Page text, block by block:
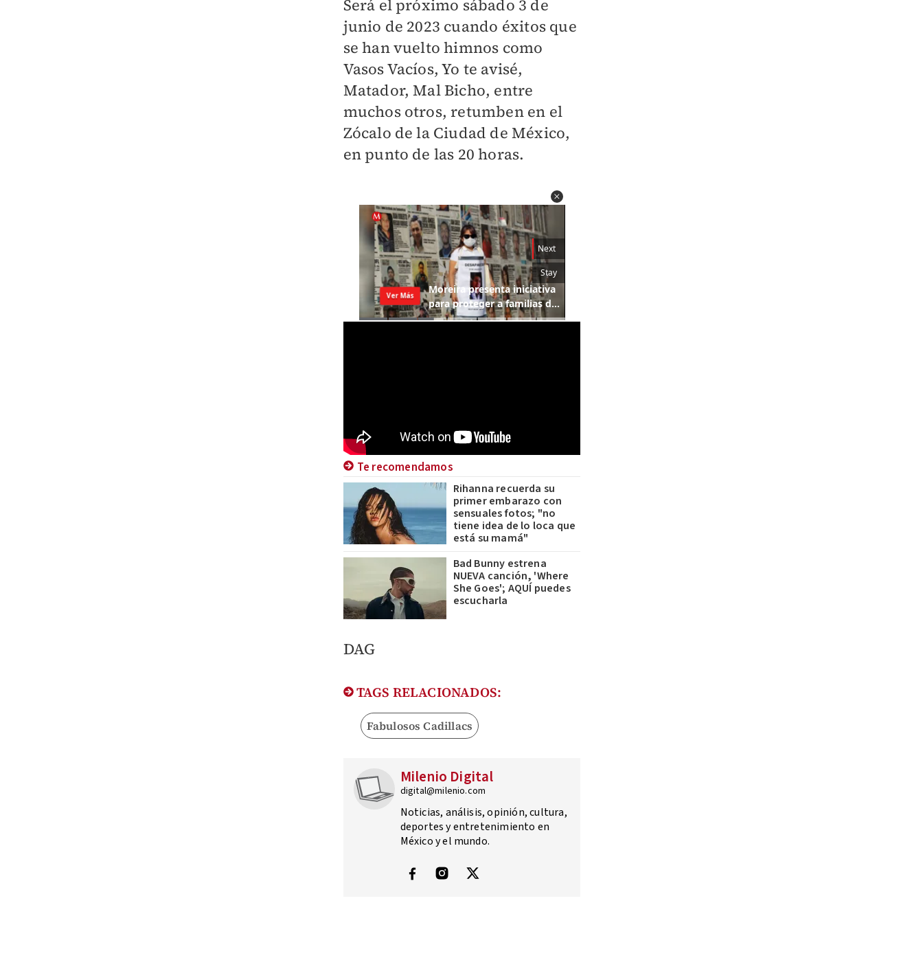
Será el próximo sábado 3 de
junio de 2023 cuando éxitos que
se han vuelto himnos como
Vasos Vacíos, Yo te avisé,
Matador, Mal Bicho, entre
muchos otros, retumben en el
Zócalo de la Ciudad de México,
en punto de las 20 horas.
Te recomendamos
Rihanna recuerda su
primer embarazo con
sensuales fotos; "no
tiene idea de lo loca que
está su mamá"
Bad Bunny estrena
NUEVA canción, 'Where
She Goes'; AQUÍ puedes
escucharla
DAG
TAGS RELACIONADOS:
Fabulosos Cadillacs
Milenio Digital
digital@milenio.com
Noticias, análisis, opinión, cultura,
deportes y entretenimiento en
México y el mundo.